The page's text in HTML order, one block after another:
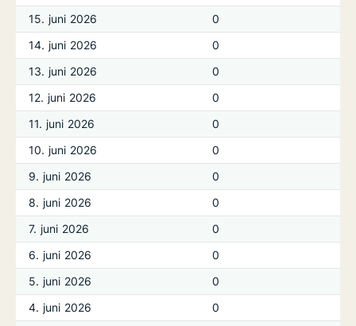
15. juni 2026
0
14. juni 2026
0
13. juni 2026
0
12. juni 2026
0
11. juni 2026
0
10. juni 2026
0
9. juni 2026
0
8. juni 2026
0
7. juni 2026
0
6. juni 2026
0
5. juni 2026
0
4. juni 2026
0